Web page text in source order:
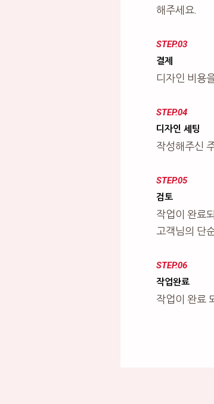
해주세요.
STEP.03
결제
디자인 비용
STEP.04
디자인 세팅
작성해주신
STEP.05
검토
작업이 완료
고객님의 단
STEP.06
작업완료
작업이 완료